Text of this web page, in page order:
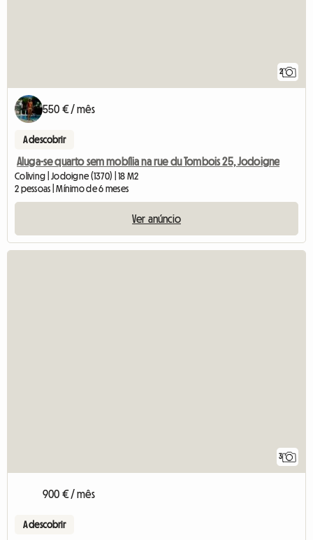
2
550 € / mês
A descobrir
Aluga-se quarto sem mobília na rue du Tombois 25, Jodoigne
Coliving | Jodoigne (1370) | 18 M2
2 pessoas | Mínimo de 6 meses
Ver anúncio
3
900 € / mês
A descobrir